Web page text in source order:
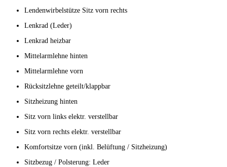
Lendenwirbelstütze Sitz vorn rechts
Lenkrad (Leder)
Lenkrad heizbar
Mittelarmlehne hinten
Mittelarmlehne vorn
Rücksitzlehne geteilt/klappbar
Sitzheizung hinten
Sitz vorn links elektr. verstellbar
Sitz vorn rechts elektr. verstellbar
Komfortsitze vorn (inkl. Belüftung / Sitzheizung)
Sitzbezug / Polsterung: Leder